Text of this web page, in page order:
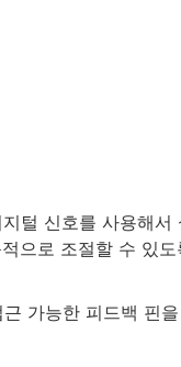
털 신호를 사용해서
으로 조절할 수 있
가능한 피드백 핀